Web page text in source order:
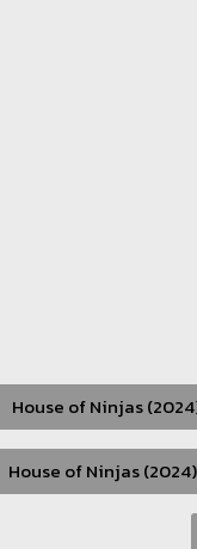
House of Ninjas
House of Ninjas